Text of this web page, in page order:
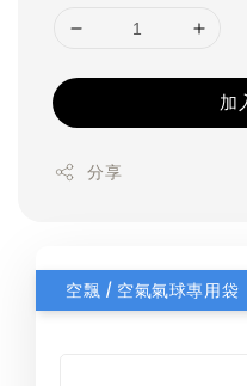
加
分享
空飄 / 空氣氣球專用袋